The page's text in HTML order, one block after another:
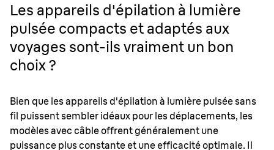
Les appareils d'épilation à lumière
pulsée compacts et adaptés aux
voyages sont-ils vraiment un bon
choix ?
Bien que les appareils d'épilation à lumière pulsée sans
fil puissent sembler idéaux pour les déplacements, les
modèles avec câble offrent généralement une
puissance plus constante et une efficacité optimale. Il